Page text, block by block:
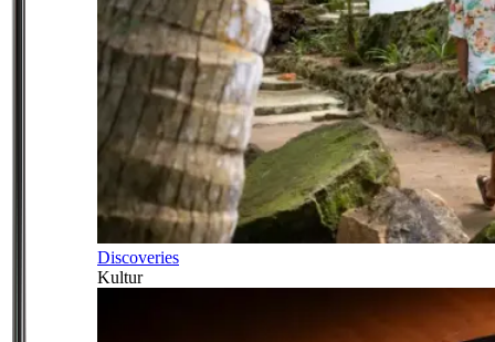
Discoveries
Kultur